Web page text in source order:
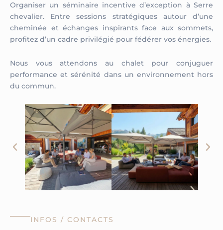
Organiser un séminaire incentive d’exception à Serre
chevalier. Entre sessions stratégiques autour d’une
cheminée et échanges inspirants face aux sommets,
profitez d’un cadre privilégié pour fédérer vos énergies.
Nous vous attendons au chalet pour conjuguer
performance et sérénité dans un environnement hors
du commun.
INFOS / CONTACTS